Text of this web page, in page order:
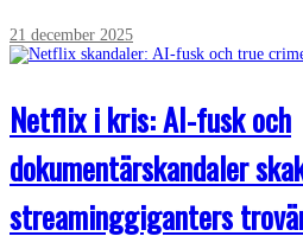
21 december 2025
Netflix i kris: AI-fusk och
dokumentärskandaler
streaminggiganters